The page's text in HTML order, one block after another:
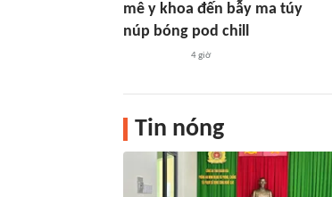
mê y khoa đến bẫy ma túy
núp bóng pod chill
4 giờ
Tin nóng